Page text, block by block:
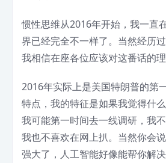
惯性思维从2016年开始，我一直
界已经完全不一样了。当然经历
我相信在座各位应该对这番话的理
2016年实际上是美国特朗普的第
特点，我的特征是如果我觉得什
我可能第一时间去一线调研，我
我也不喜欢在网上扒。当然你会
强大了，人工智能好像能帮你解